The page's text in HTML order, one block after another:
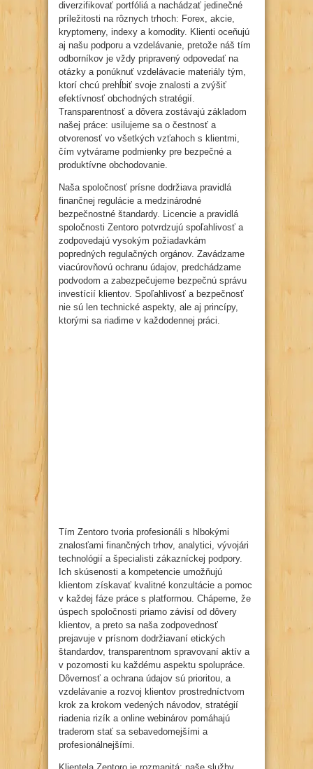
diverzifikovať portfóliá a nachádzať jedinečné
príležitosti na rôznych trhoch: Forex, akcie,
kryptomeny, indexy a komodity. Klienti oceňujú
aj našu podporu a vzdelávanie, pretože náš tím
odborníkov je vždy pripravený odpovedať na
otázky a ponúknuť vzdelávacie materiály tým,
ktorí chcú prehĺbiť svoje znalosti a zvýšiť
efektívnosť obchodných stratégií.
Transparentnosť a dôvera zostávajú základom
našej práce: usilujeme sa o čestnosť a
otvorenosť vo všetkých vzťahoch s klientmi,
čím vytvárame podmienky pre bezpečné a
produktívne obchodovanie.
Naša spoločnosť prísne dodržiava pravidlá
finančnej regulácie a medzinárodné
bezpečnostné štandardy. Licencie a pravidlá
spoločnosti Zentoro potvrdzujú spoľahlivosť a
zodpovedajú vysokým požiadavkám
popredných regulačných orgánov. Zavádzame
viacúrovňovú ochranu údajov, predchádzame
podvodom a zabezpečujeme bezpečnú správu
investícií klientov. Spoľahlivosť a bezpečnosť
nie sú len technické aspekty, ale aj princípy,
ktorými sa riadime v každodennej práci.
Tím Zentoro tvoria profesionáli s hlbokými
znalosťami finančných trhov, analytici, vývojári
technológií a špecialisti zákazníckej podpory.
Ich skúsenosti a kompetencie umožňujú
klientom získavať kvalitné konzultácie a pomoc
v každej fáze práce s platformou. Chápeme, že
úspech spoločnosti priamo závisí od dôvery
klientov, a preto sa naša zodpovednosť
prejavuje v prísnom dodržiavaní etických
štandardov, transparentnom spravovaní aktív a
v pozornosti ku každému aspektu spolupráce.
Dôvernosť a ochrana údajov sú prioritou, a
vzdelávanie a rozvoj klientov prostredníctvom
krok za krokom vedených návodov, stratégií
riadenia rizík a online webinárov pomáhajú
traderom stať sa sebavedomejšími a
profesionálnejšími.